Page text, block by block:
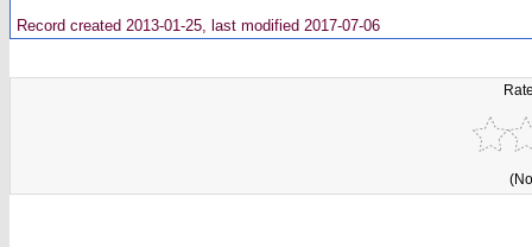
Record created 2013-01-25, last modified 2017-07-06